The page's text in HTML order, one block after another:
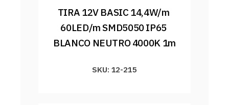
TIRA 12V BASIC 14,4W/m
60LED/m SMD5050 IP65
BLANCO NEUTRO 4000K 1m
SKU: 12-215